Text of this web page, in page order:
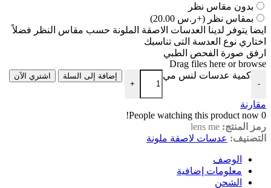
بدون مقاس نظر
بمقاس نظر (+ر.س 20.00)
ايضا يتوفر لدينا العدسات الاصقة الملونة حسب مقاس النظر فضلاً
اختاري نوع العدسة التى تناسبك
ارفق صورة الفحص الطبي
Drag files here orbrowse
-
كمية عدسات لنس مي
+
إضافة إلى السلة اشتري الآن
مقارنة
0
People watching this product now!
رمز المنتج: lens me
التصنيف: عدسات لاصقة ملونة
الوصف
معلومات إضافية
الشحن